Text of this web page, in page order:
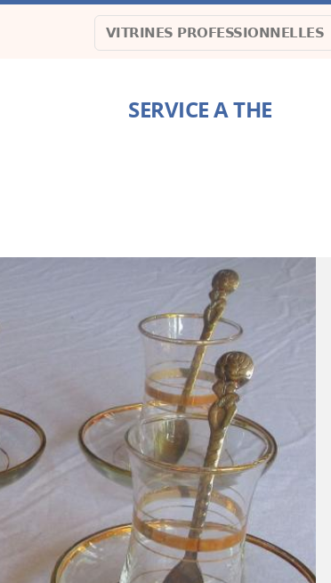
VITRINES PROFESSIONNELLES
SERVICE A THE